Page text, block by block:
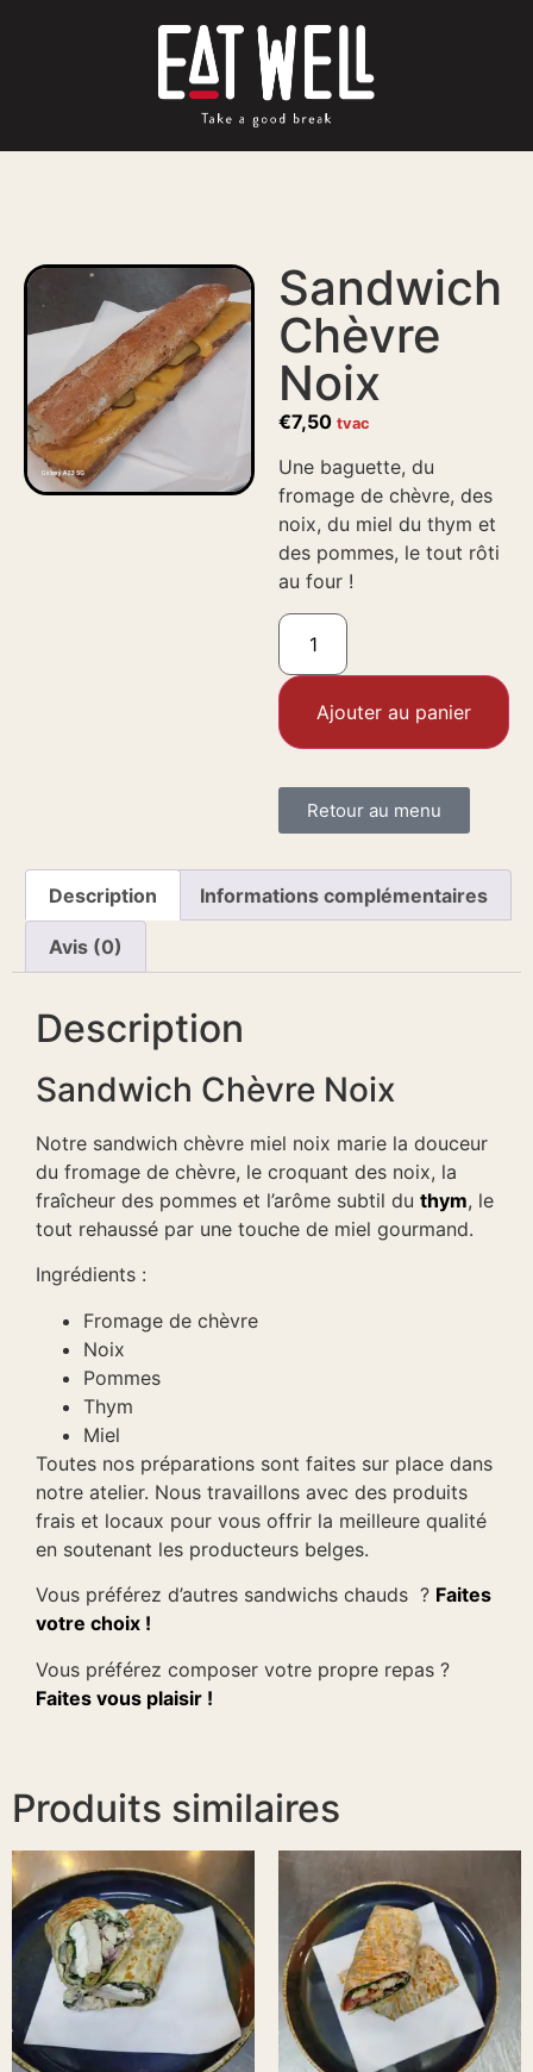
Sandwich
Chèvre
Noix
€7,50 tvac
Une baguette, du
fromage de chèvre, des
noix, du miel du thym et
des pommes, le tout rôti
au four !
Ajouter au panier
Retour au menu
Description Informations complémentaires
Avis (0)
Description
Sandwich Chèvre Noix
Notre sandwich chèvre miel noix marie la douceur
du fromage de chèvre, le croquant des noix, la
fraîcheur des pommes et l’arôme subtil du thym, le
tout rehaussé par une touche de miel gourmand.
Ingrédients :
Fromage de chèvre
Noix
Pommes
Thym
Miel
Toutes nos préparations sont faites sur place dans
notre atelier. Nous travaillons avec des produits
frais et locaux pour vous offrir la meilleure qualité
en soutenant les producteurs belges.
Vous préférez d’autres sandwichs chauds ? Faites
votre choix !
Vous préférez composer votre propre repas ?
Faites vous plaisir !
Produits similaires